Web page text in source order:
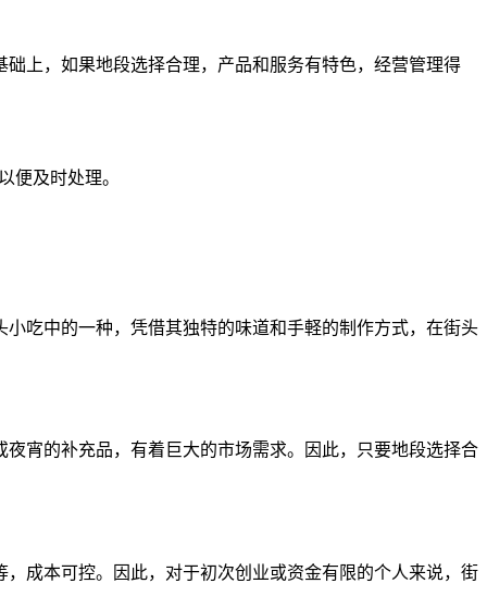
上，如果地段选择合理，产品和服务有特色，经营管理得
便及时处理。
吃中的一种，凭借其独特的味道和手軽的制作方式，在街头
宵的补充品，有着巨大的市场需求。因此，只要地段选择合
成本可控。因此，对于初次创业或资金有限的个人来说，街